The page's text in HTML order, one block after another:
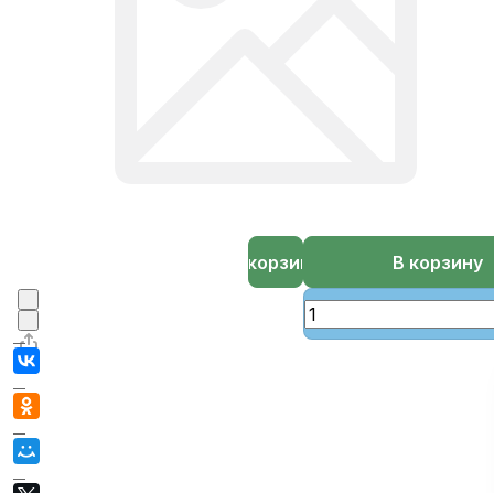
В корзину
В корзине